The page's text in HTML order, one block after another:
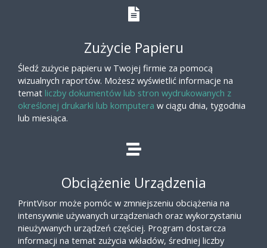
Zużycie Papieru
Śledź zużycie papieru w Twojej firmie za pomocą
wizualnych raportów. Możesz wyświetlić informacje na
temat liczby dokumentów lub stron wydrukowanych z
określonej drukarki lub komputera w ciągu dnia, tygodnia
lub miesiąca.
Obciążenie Urządzenia
PrintVisor może pomóc w zmniejszeniu obciążenia na
intensywnie używanych urządzeniach oraz wykorzystaniu
nieużywanych urządzeń częściej. Program dostarcza
informacji na temat zużycia wkładów, średniej liczby